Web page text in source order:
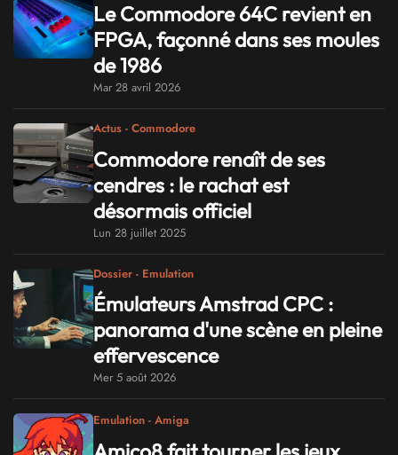
Le Commodore 64C revient en
FPGA, façonné dans ses moules
de 1986
Mar 28 avril 2026
Actus - Commodore
Commodore renaît de ses
cendres : le rachat est
désormais officiel
Lun 28 juillet 2025
Dossier - Emulation
Émulateurs Amstrad CPC :
panorama d'une scène en pleine
effervescence
Mer 5 août 2026
Emulation - Amiga